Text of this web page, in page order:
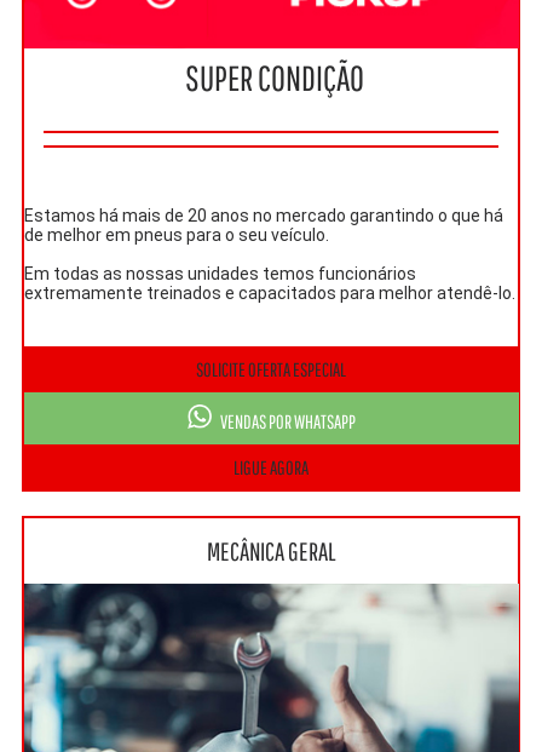
SUPER CONDIÇÃO
Estamos há mais de 20 anos no mercado garantindo o que há
de melhor em pneus para o seu veículo.
Em todas as nossas unidades temos funcionários
extremamente treinados e capacitados para melhor atendê-lo.
SOLICITE OFERTA ESPECIAL
VENDAS POR WHATSAPP
LIGUE AGORA
MECÂNICA GERAL